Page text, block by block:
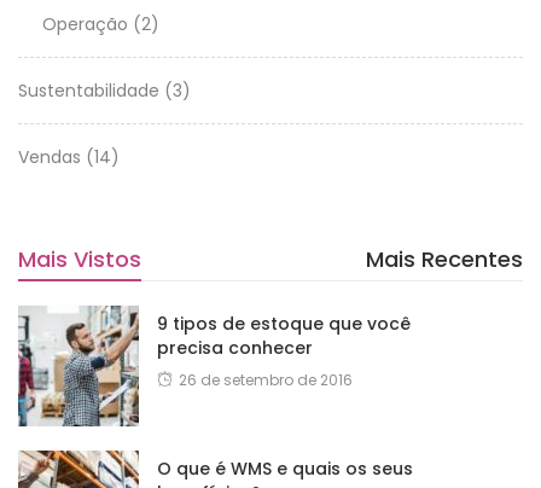
Operação (2)
Sustentabilidade (3)
Vendas (14)
Mais Vistos Mais Recentes
9 tipos de estoque que você
precisa conhecer
26 de setembro de 2016
O que é WMS e quais os seus